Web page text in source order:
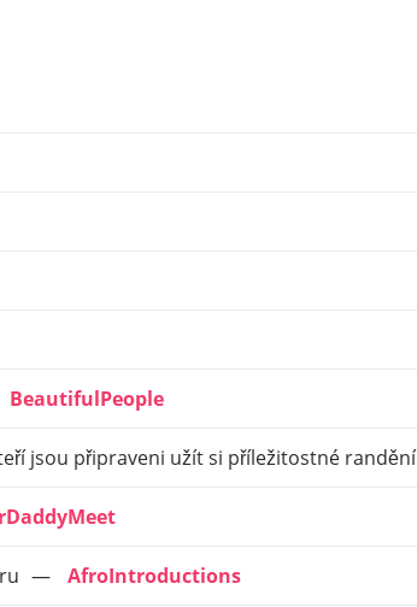
BeautifulPeople
jsou připraveni užít si příležitostné randění
AfroIntroductions